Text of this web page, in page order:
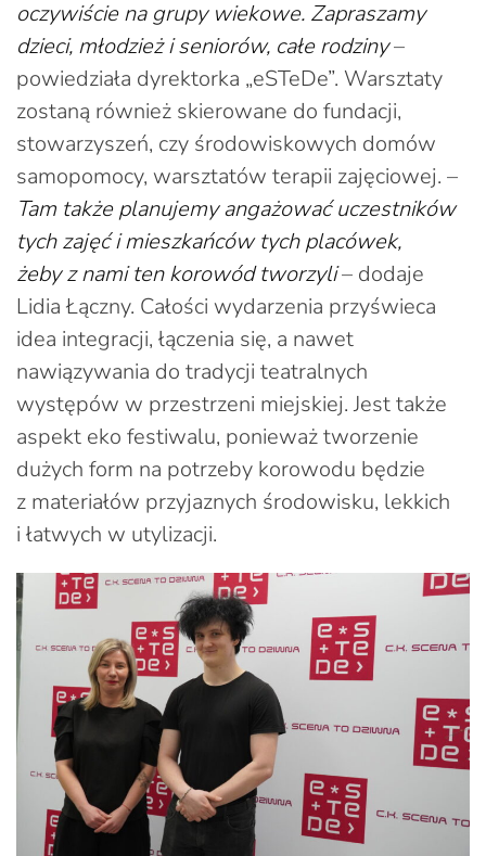
oczywiście na grupy wiekowe. Zapraszamy
dzieci, młodzież i seniorów, całe rodziny–
powiedziała dyrektorka „eSTeDe”. Warsztaty
zostaną również skierowane do fundacji,
stowarzyszeń, czy środowiskowych domów
samopomocy, warsztatów terapii zajęciowej. –
Tam także planujemy angażować uczestników
tych zajęć i mieszkańców tych placówek,
żeby z nami ten korowód tworzyli– dodaje
Lidia Łączny. Całości wydarzenia przyświeca
idea integracji, łączenia się, a nawet
nawiązywania do tradycji teatralnych
występów w przestrzeni miejskiej. Jest także
aspekt eko festiwalu, ponieważ tworzenie
dużych form na potrzeby korowodu będzie
z materiałów przyjaznych środowisku, lekkich
i łatwych w utylizacji.